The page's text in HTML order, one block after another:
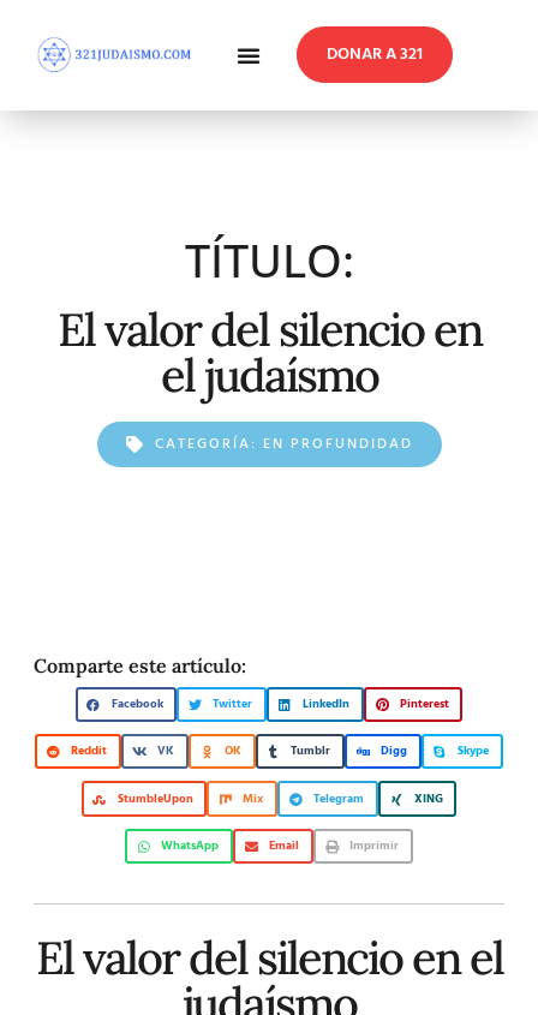
DONAR A 321
TÍTULO:
El valor del silencio en
el judaísmo
CATEGORÍA: EN PROFUNDIDAD
Comparte este artículo:
Facebook Twitter LinkedIn Pinterest
Reddit VK OK Tumblr Digg Skype
StumbleUpon Mix Telegram XING
WhatsApp Email Imprimir
El valor del silencio en el
judaísmo